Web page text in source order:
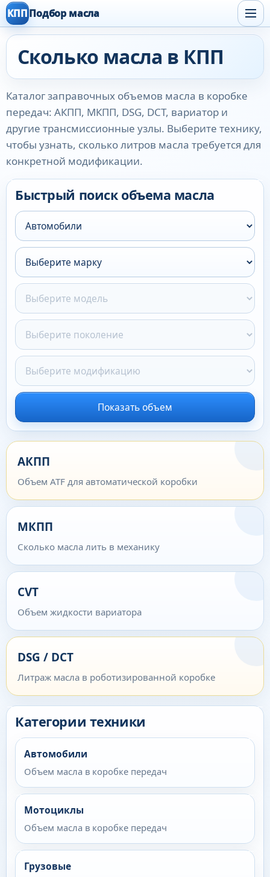
КПППодбор масла
Сколько масла в КПП
Каталог заправочных объемов масла в коробке
передач: АКПП, МКПП, DSG, DCT, вариатор и
другие трансмиссионные узлы. Выберите технику,
чтобы узнать, сколько литров масла требуется для
конкретной модификации.
Быстрый поиск объема масла
Показать объем
АКПП
Объем ATF для автоматической коробки
МКПП
Сколько масла лить в механику
CVT
Объем жидкости вариатора
DSG / DCT
Литраж масла в роботизированной коробке
Категории техники
Автомобили
Объем масла в коробке передач
Мотоциклы
Объем масла в коробке передач
Грузовые